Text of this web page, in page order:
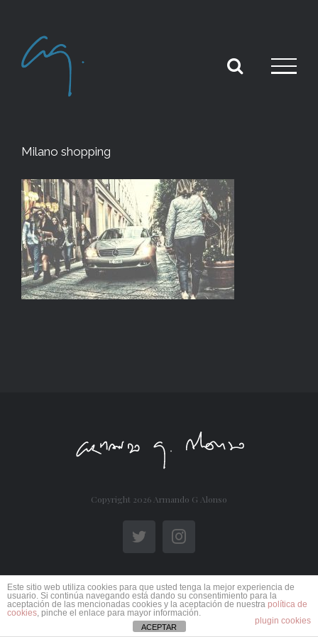
content
Milano shopping
Copyright 2026 Armando G Alonso
TwitterInstagram
Este sitio web utiliza cookies para que usted tenga la mejor experiencia de
usuario. Si continúa navegando está dando su consentimiento para la
aceptación de las mencionadas cookies y la aceptación de nuestra política de
cookies, pinche el enlace para mayor información.
plugin cookies
ACEPTAR